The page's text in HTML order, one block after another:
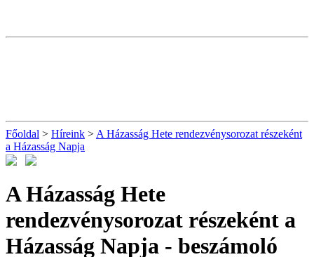
Főoldal > Híreink > A Házasság Hete rendezvénysorozat részeként
a Házasság Napja
A Házasság Hete
rendezvénysorozat részeként a
Házasság Napja - beszámoló